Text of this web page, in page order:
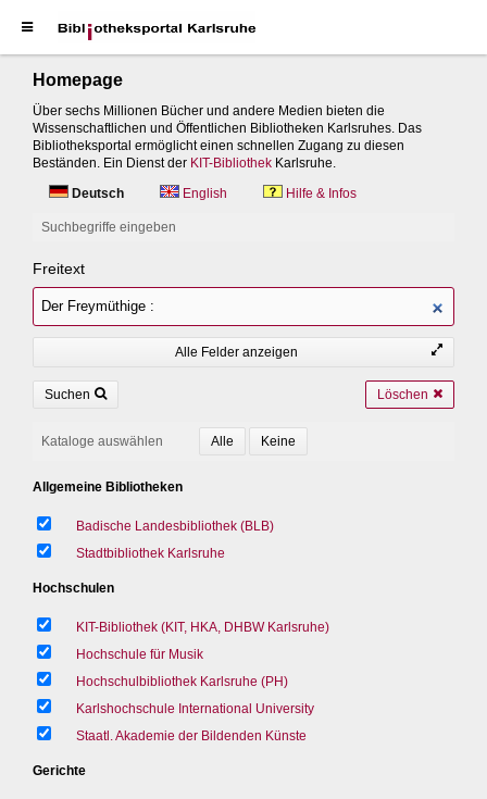
Homepage
Über sechs Millionen Bücher und andere Medien bieten die
Wissenschaftlichen und Öffentlichen Bibliotheken Karlsruhes. Das
Bibliotheksportal ermöglicht einen schnellen Zugang zu diesen
Beständen. Ein Dienst der KIT-Bibliothek Karlsruhe.
Deutsch
English Hilfe & Infos
Suchbegriffe eingeben
Freitext
Alle Felder anzeigen
Suchen Löschen
Kataloge auswählen
Allgemeine Bibliotheken
Badische Landesbibliothek (BLB)
Stadtbibliothek Karlsruhe
Hochschulen
KIT-Bibliothek (KIT, HKA, DHBW Karlsruhe)
Hochschule für Musik
Hochschulbibliothek Karlsruhe (PH)
Karlshochschule International University
Staatl. Akademie der Bildenden Künste
Gerichte